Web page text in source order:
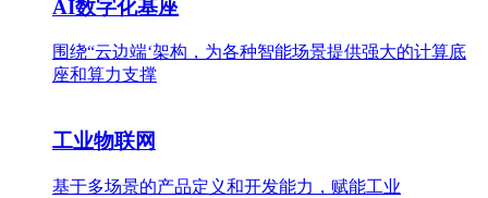
AI数字化基座
围绕“云边端‘架构，为各种智能场景提供强大的计算底
座和算力支撑
工业物联网
基于多场景的产品定义和开发能力，赋能工业